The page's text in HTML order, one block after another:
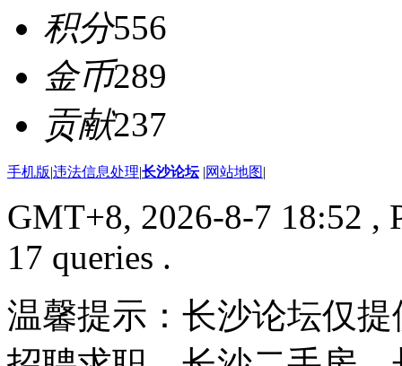
积分556
金币289
贡献237
手机版|违法信息处理|长沙论坛 |网站地图|
GMT+8, 2026-8-7 18:52 ,
17 queries .
温馨提示：长沙论坛仅